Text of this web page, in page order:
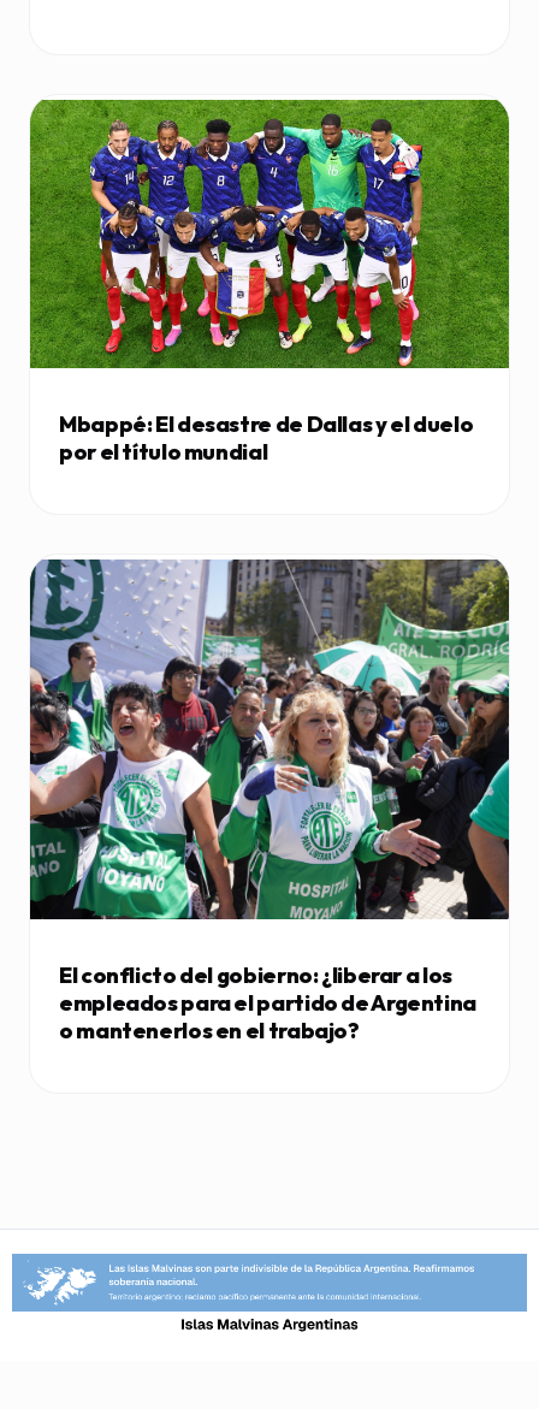
Mbappé: El desastre de Dallas y el duelo
por el título mundial
El conflicto del gobierno: ¿liberar a los
empleados para el partido de Argentina
o mantenerlos en el trabajo?